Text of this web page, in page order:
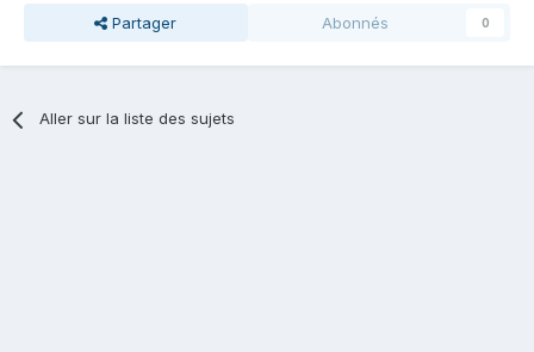
Partager Abonnés 0
Aller sur la liste des sujets